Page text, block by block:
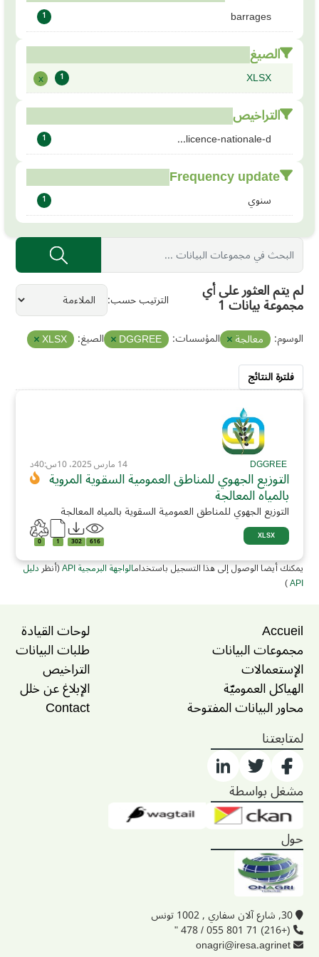
barrages
1
الصيغ
XLSX
1
x
التراخيص
licence-nationale-d...
1
Frequency update
سنوي 1
الترتيب حسب لم يتم العثور على أي
مجموعة بيانات 1
الوسوم: معالجة المؤسسات: DGGREE الصيغ: XLSX
فلترة النتائج
DGGREE 14 مارس 2025، 10س:40د
التوزيع الجهوي للمناطق العمومية السقوية المروية
بالمياه المعالجة
التوزيع الجهوي للمناطق العمومية السقوية بالمياه المعالجة
XLSX
616
302
1
0
يمكنك أيضا الوصول إلى هذا التسجيل باستخدامالواجهة البرمجية API (أنظردليل
API
)
Accueil
مجموعات البيانات
الإستعمالات
الهياكل العموميّة
محاور البيانات المفتوحة
لوحات القيادة
طلبات البيانات
التراخيص
الإبلاغ عن خلل
Contact
لمتابعتنا
مشغل بواسطة
حول
30, شارع آلان سفاري , 1002 تونس
(+216) 71 801 055 / 478 "
onagri@iresa.agrinet